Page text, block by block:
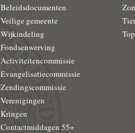
Beleidsdocumenten
Veilige gemeente
Wijkindeling
Fondsenwerving
Activiteitencommissie
Evangelisatiecommissie
Zendingscommissie
Verenigingen
Kringen
Contactmiddagen 55+